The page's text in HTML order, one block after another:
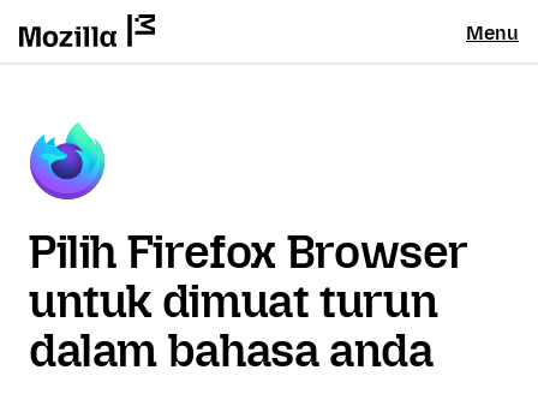
Menu
Pilih Firefox Browser
untuk dimuat turun
dalam bahasa anda